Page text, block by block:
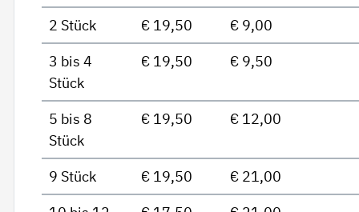
2 Stück
€ 19,50
€ 9,00
3 bis 4
Stück
€ 19,50 € 9,50
5 bis 8
Stück
€ 19,50 € 12,00
9 Stück € 19,50
€ 21,00